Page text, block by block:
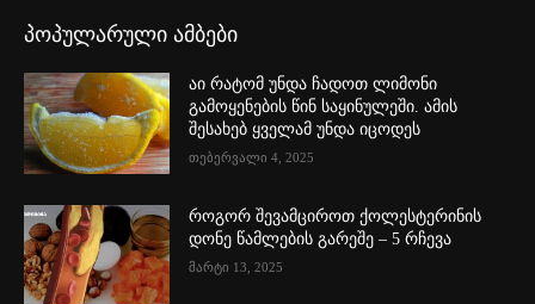
პოპულარული ამბები
აი რატომ უნდა ჩადოთ ლიმონი
გამოყენების წინ საყინულეში. ამის
შესახებ ყველამ უნდა იცოდეს
თებერვალი 4, 2025
როგორ შევამციროთ ქოლესტერინის
დონე წამლების გარეშე – 5 რჩევა
მარტი 13, 2025